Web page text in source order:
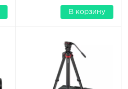
В корзину